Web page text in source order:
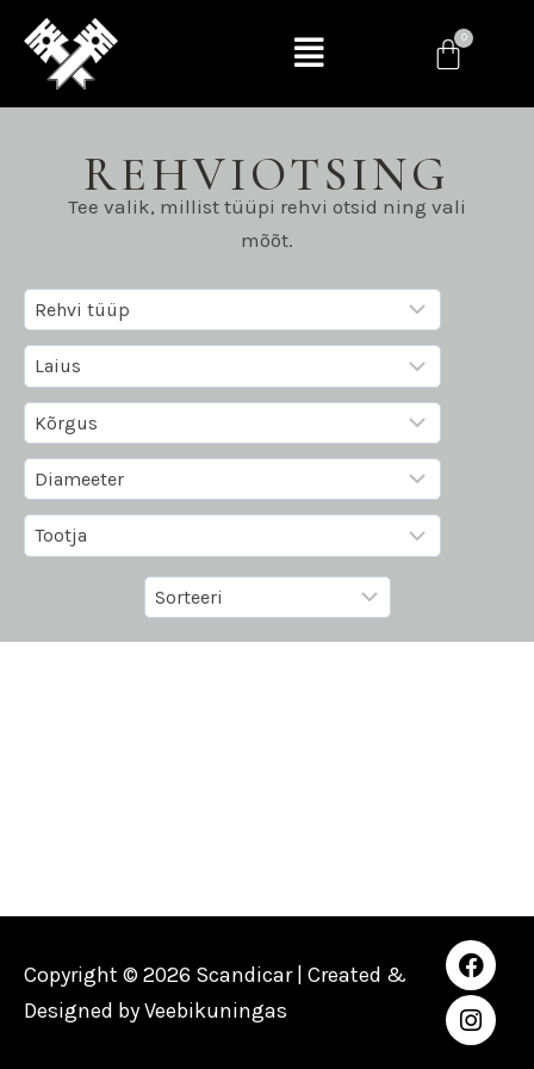
REHVIOTSING
Tee valik, millist tüüpi rehvi otsid ning vali
mõõt.
Copyright © 2026 Scandicar | Created &
Designed byVeebikuningas